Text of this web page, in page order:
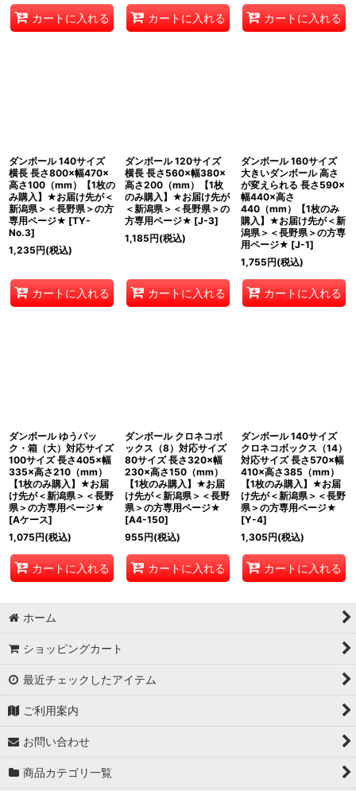
カートに入れる カートに入れる カートに入れる
ダンボール 140サイズ
横長 長さ800×幅470×
高さ100（mm）【1枚の
み購入】★お届け先が＜
新潟県＞＜長野県＞の方
専用ページ★ [TY-
No.3]
1,235円(税込)
カートに入れる
ダンボール 120サイズ
横長 長さ560×幅380×
高さ200（mm）【1枚
のみ購入】★お届け先が
＜新潟県＞＜長野県＞の
方専用ページ★ [J-3]
1,185円(税込)
カートに入れる
ダンボール 160サイズ
大きいダンボール 高さ
が変えられる 長さ590×
幅440×高さ
440（mm）【1枚のみ
購入】★お届け先が＜新
潟県＞＜長野県＞の方専
用ページ★ [J-1]
1,755円(税込)
カートに入れる
ダンボール ゆうパッ
ク・箱（大）対応サイズ
100サイズ 長さ405×幅
335×高さ210（mm）
【1枚のみ購入】★お届
け先が＜新潟県＞＜長野
県＞の方専用ページ★
[Aケース]
1,075円(税込)
カートに入れる
ダンボール クロネコボ
ックス（8）対応サイズ
80サイズ 長さ320×幅
230×高さ150（mm）
【1枚のみ購入】★お届
け先が＜新潟県＞＜長野
県＞の方専用ページ★
[A4-150]
955円(税込)
カートに入れる
ダンボール 140サイズ
クロネコボックス（14）
対応サイズ 長さ570×幅
410×高さ385（mm）
【1枚のみ購入】★お届
け先が＜新潟県＞＜長野
県＞の方専用ページ★
[Y-4]
1,305円(税込)
カートに入れる
ホーム
ショッピングカート
最近チェックしたアイテム
ご利用案内
お問い合わせ
商品カテゴリ一覧